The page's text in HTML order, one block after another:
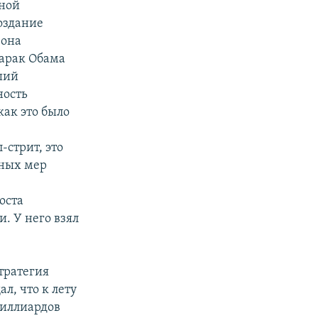
Обама
это было
это
мер
У него взял
что к лету